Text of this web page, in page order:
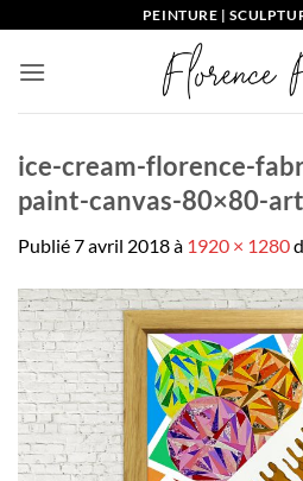
contenu
PEINTURE |
ice-cream-florence-
paint-canvas-80×80-
Publié7 avril 2018à 1920 × 1280